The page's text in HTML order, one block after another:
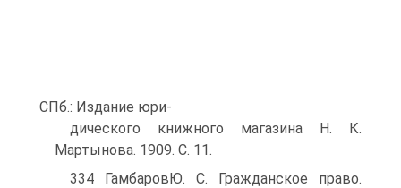
СПб.: Издание юри-
дического книжного магазина Н. К.
Мартынова. 1909. С. 11.
334 ГамбаровЮ. С. Гражданское право.